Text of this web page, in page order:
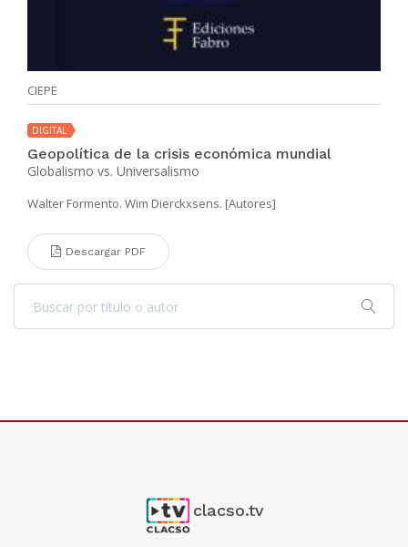
CIEPE
DIGITAL
Geopolítica de la crisis económica mundial
Globalismo vs. Universalismo
Walter Formento. Wim Dierckxsens. [Autores]
Descargar PDF
clacso.tv